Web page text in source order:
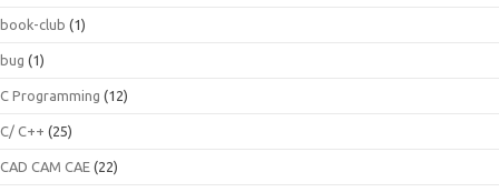
book-club (1)
bug (1)
C Programming (12)
C/ C++ (25)
CAD CAM CAE (22)